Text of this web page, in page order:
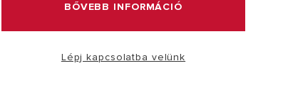
BŐVEBB INFORMÁCIÓ
Lépj kapcsolatba velünk